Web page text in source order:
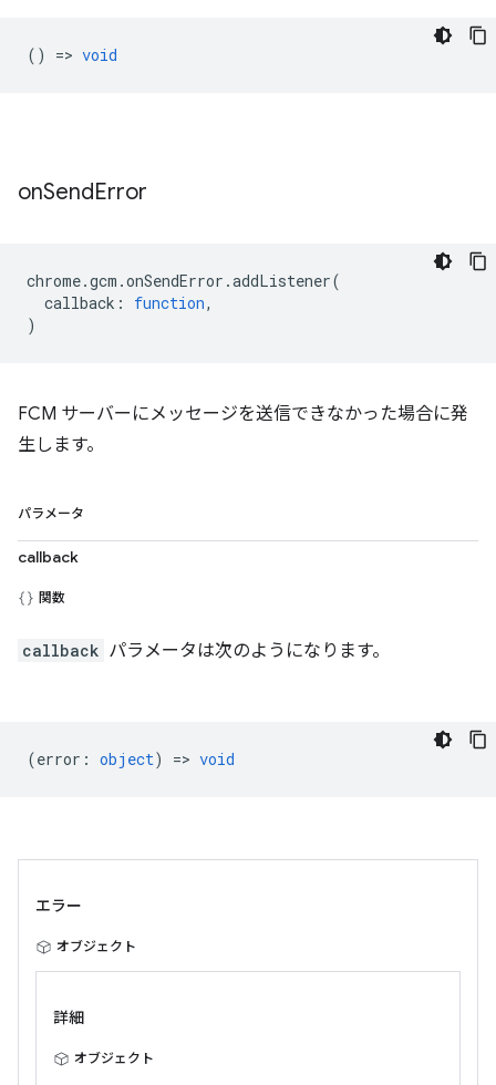
() => void
onSendError
chrome.gcm .onSendError .addListener(
callback : function,
)
FCM サーバーにメッセージを送信できなかった場合に発
生します。
パラメータ
callback
関数
callback パラメータは次のようになります。
(error : object) => void
エラー
オブジェクト
詳細
オブジェクト